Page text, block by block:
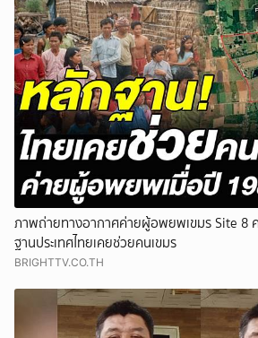
ภาพถ่ายทางอากาศค่ายผู้อพยพเขมร Site 8
ฐานประเทศไทยเคยช่วยคนเขมร
BRIGHTTV.CO.TH